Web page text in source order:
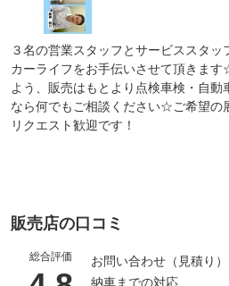
３名の営業スタッフとサービススタ
カーライフをお手伝いさせて頂きま
よう、販売はもとより点検車検・自
なら何でもご相談ください☆ご希望の
リクエスト歓迎です！
販売店の口コミ
総合評価 お問い合わせ（見積り）
納車までの対応